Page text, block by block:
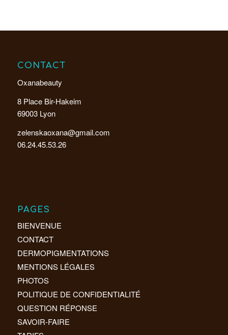
CONTACT
Oxanabeauty
8 Place Bir-Hakeim
69003 Lyon
zelenskaoxana@gmail.com
06.24.45.53.26
PAGES
BIENVENUE
CONTACT
DERMOPIGMENTATIONS
MENTIONS LÉGALES
PHOTOS
POLITIQUE DE CONFIDENTIALITÉ
QUESTION RÉPONSE
SAVOIR-FAIRE